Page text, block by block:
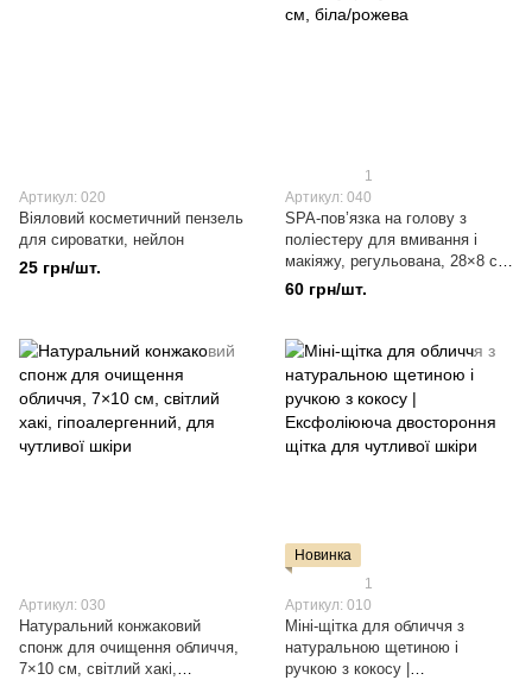
Артикул: 020
Віяловий косметичний пензель
для сироватки, нейлон
25 грн/шт.
1
Артикул: 040
SPA-пов’язка на голову з
поліестеру для вмивання і
макіяжу, регульована, 28×8 см,
біла/рожева
60 грн/шт.
Артикул: 030
Натуральний конжаковий
спонж для очищення обличчя,
7×10 см, світлий хакі,
Новинка
1
Артикул: 010
Міні-щітка для обличчя з
натуральною щетиною і
ручкою з кокосу |